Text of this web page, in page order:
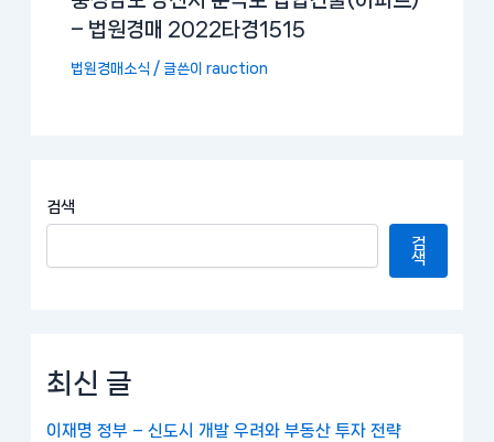
검색
검
색
최신 글
이재명 정부 – 신도시 개발 우려와 부동산 투자 전략
– 법원경매 2022타경1515
법원경매소식 / 글쓴이rauction